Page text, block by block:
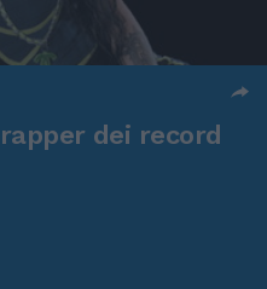
dei record